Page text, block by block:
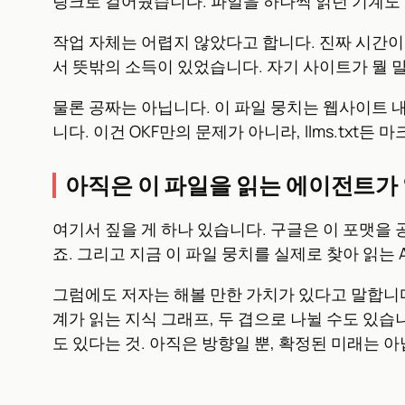
작업 자체는 어렵지 않았다고 합니다. 진짜 시간
서 뜻밖의 소득이 있었습니다. 자기 사이트가 뭘
물론 공짜는 아닙니다. 이 파일 뭉치는 웹사이트
니다. 이건 OKF만의 문제가 아니라, llms.txt든
아직은 이 파일을 읽는 에이전트가
여기서 짚을 게 하나 있습니다. 구글은 이 포맷을
죠. 그리고 지금 이 파일 뭉치를 실제로 찾아 읽는
그럼에도 저자는 해볼 만한 가치가 있다고 말합
계가 읽는 지식 그래프, 두 겹으로 나뉠 수도 있
도 있다는 것. 아직은 방향일 뿐, 확정된 미래는